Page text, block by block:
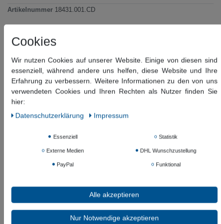
Artikelnummer 18431.001.CD
146,61 €
104,85 EUR
Inhalt Stück
Versandfertig 6-12 Tagen
Wunschliste
* inkl. ges. MwSt. zzgl.
Cookies
Wir nutzen Cookies auf unserer Website. Einige von diesen sind
essenziell, während andere uns helfen, diese Website und Ihre
Erfahrung zu verbessern. Weitere Informationen zu den von uns
verwendeten Cookies und Ihren Rechten als Nutzer finden Sie
hier:
Daten­schutz­erklärung
Impressum
Essenziell Statistik
Externe Medien DHL Wunschzustellung
PayPal Funktional
Alle akzeptieren
Nur Notwendige akzeptieren